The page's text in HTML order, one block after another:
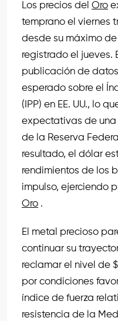
Los precios del Oro
temprano el viernes
desde su máximo
registrado el jueves.
publicación de
esperado sobre el
(IPP) en EE. UU., lo
expectativas de
de la Reserva
resultado, el dólar
rendimientos de los
impulso, ejerciendo
Oro .
El metal precioso
continuar su
reclamar el nivel de
por condiciones
índice de fuerza
resistencia de la